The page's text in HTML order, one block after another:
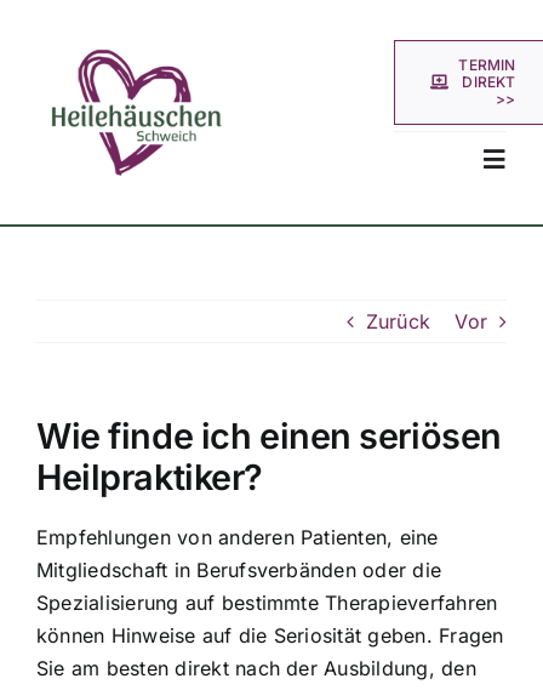
springen
TERMIN
DIREKT
>>
Leistungen
Veranstaltungen
Kontakt
Zurück Vor
Wie finde ich einen seriösen
Heilpraktiker?
Empfehlungen von anderen Patienten, eine
Mitgliedschaft in Berufsverbänden oder die
Spezialisierung auf bestimmte Therapieverfahren
können Hinweise auf die Seriosität geben. Fragen
Sie am besten direkt nach der Ausbildung, den